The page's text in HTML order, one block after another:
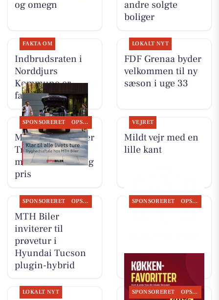
og omegn
andre solgte
boliger
FAKTA OM
Indbrudsraten i
Norddjurs
Kommune er
faldet
LOKALT NYT
FDF Grenaa byder
velkommen til ny
sæson i uge 33
SPONSORERET OPSLAGSTAVLEN
MTH Biler tilbyder
Tryghedsaftale
med fast månedlig
pris
VEJRET
Mildt vejr med en
lille kant
SPONSORERET OPSLAGSTAVLEN
MTH Biler
inviterer til
prøvetur i
Hyundai Tucson
plugin-hybrid
SPONSORERET OPSLAGSTAVLEN
LOKALT NYT SPONSORERET OPSLAGSTAVLEN